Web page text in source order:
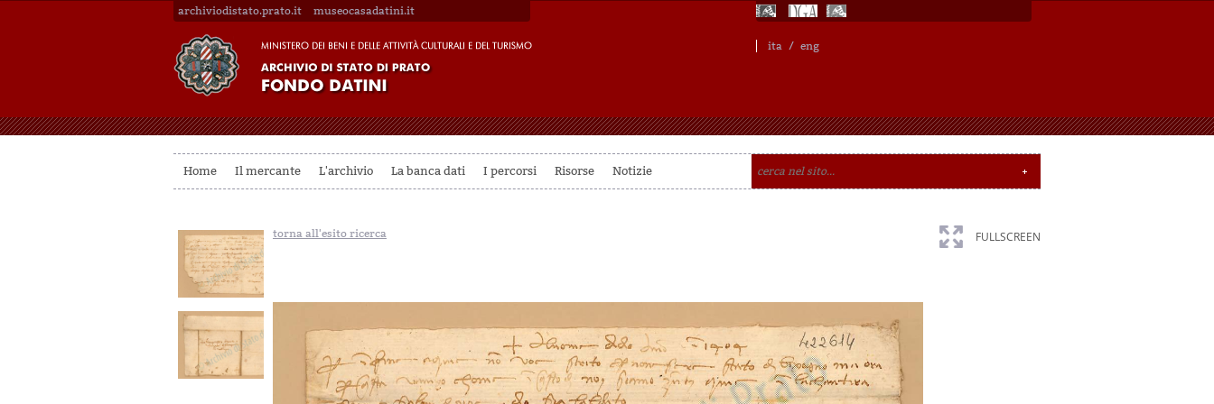
archiviodistato.prato.it museocasadatini.it
ita / eng
Home Il mercante L'archivio La banca dati I percorsi Risorse Notizie
torna all'esito ricerca FULLSCREEN